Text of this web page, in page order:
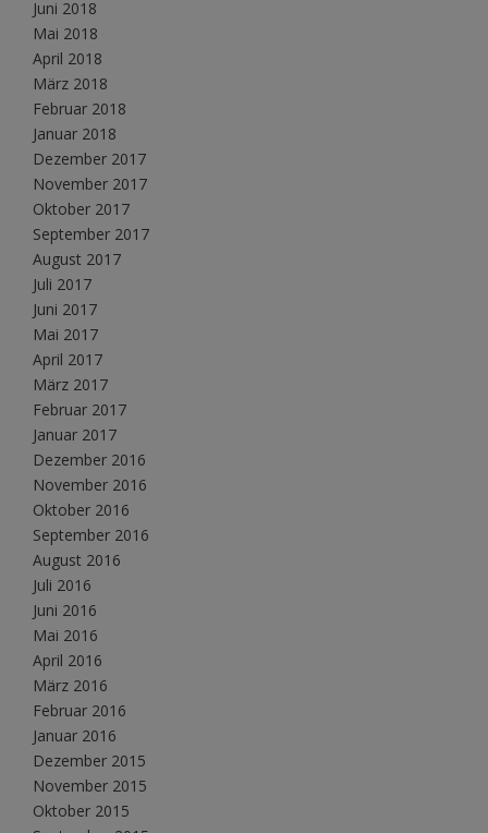
Juni 2018
Mai 2018
April 2018
März 2018
Februar 2018
Januar 2018
Dezember 2017
November 2017
Oktober 2017
September 2017
August 2017
Juli 2017
Juni 2017
Mai 2017
April 2017
März 2017
Februar 2017
Januar 2017
Dezember 2016
November 2016
Oktober 2016
September 2016
August 2016
Juli 2016
Juni 2016
Mai 2016
April 2016
März 2016
Februar 2016
Januar 2016
Dezember 2015
November 2015
Oktober 2015